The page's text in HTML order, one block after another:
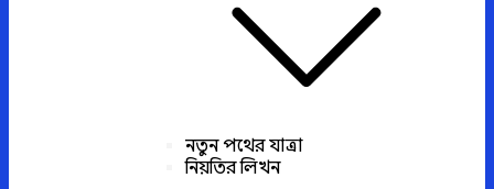
নতুন পথের যাত্রা
নিয়তির লিখন